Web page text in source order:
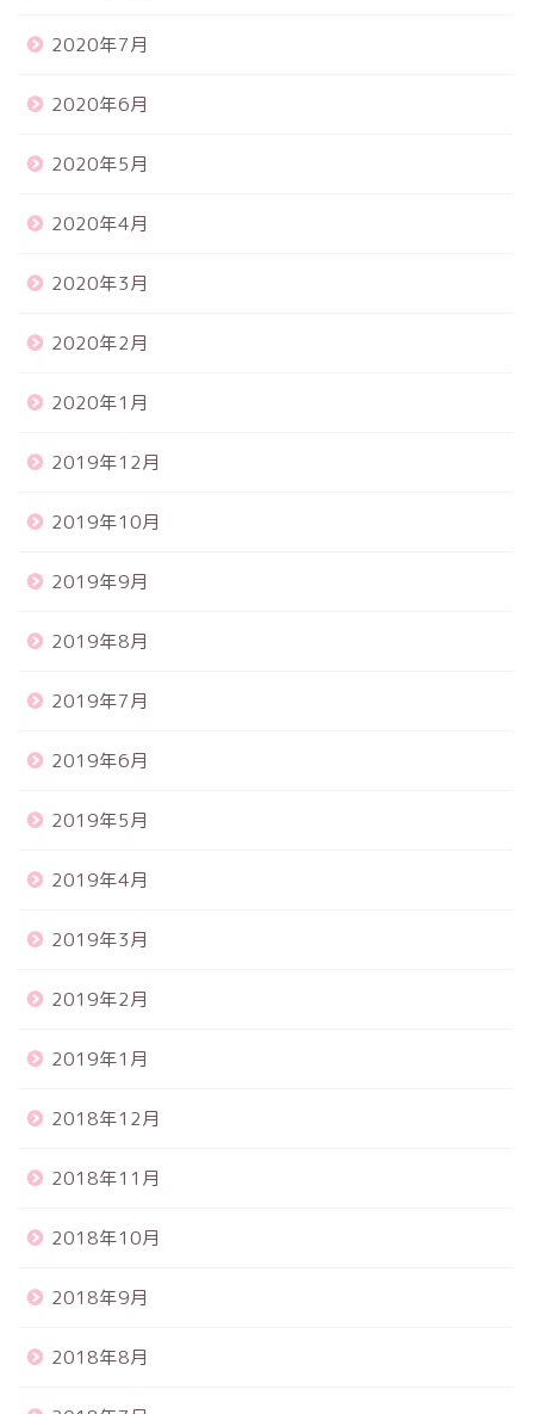
2020年7月
2020年6月
2020年5月
2020年4月
2020年3月
2020年2月
2020年1月
2019年12月
2019年10月
2019年9月
2019年8月
2019年7月
2019年6月
2019年5月
2019年4月
2019年3月
2019年2月
2019年1月
2018年12月
2018年11月
2018年10月
2018年9月
2018年8月